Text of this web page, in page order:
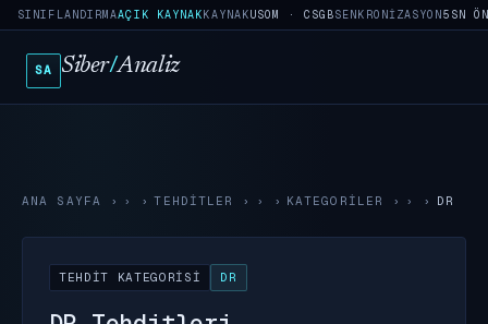
SINIFLANDIRMAAÇIK KAYNAKKAYNAKUSOM · CSGBSENKRONIZASYON5SN
SA Siber/Analiz
ANA SAYFA › TEHDITLER › KATEGORILER › DR
TEHDIT KATEGORISI DR